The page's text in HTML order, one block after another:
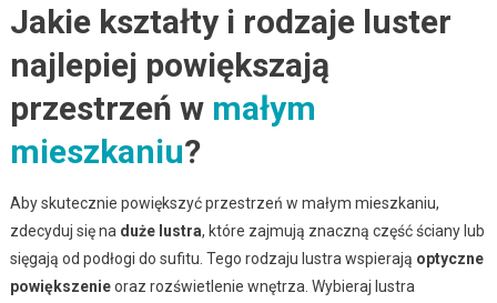
Jakie kształty i rodzaje luster
najlepiej powiększają
przestrzeń w małym
mieszkaniu?
Aby skutecznie powiększyć przestrzeń w małym mieszkaniu,
zdecyduj się na duże lustra, które zajmują znaczną część ściany lub
sięgają od podłogi do sufitu. Tego rodzaju lustra wspierają optyczne
powiększenieoraz rozświetlenie wnętrza. Wybieraj lustra